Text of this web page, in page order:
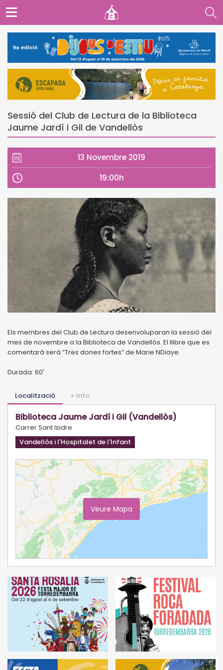
Sessió del Club de Lectura de la Biblioteca
Jaume Jardí i Gil de Vandellòs
13 Novembre 2019
19:00h
Els membres del Club de Lectura desenvoluparan la sessió del
mes de novembre a la Biblioteca de Vandellòs. El llibre que es
comentarà serà “Tres dones fortes” de Marie NDiaye.
Durada: 60′
Localització + Info
Biblioteca Jaume Jardí i Gil (Vandellòs)
Carrer Sant Isidre
Vandellòs i l'Hospitalet de l'Infant
Veure Mapa